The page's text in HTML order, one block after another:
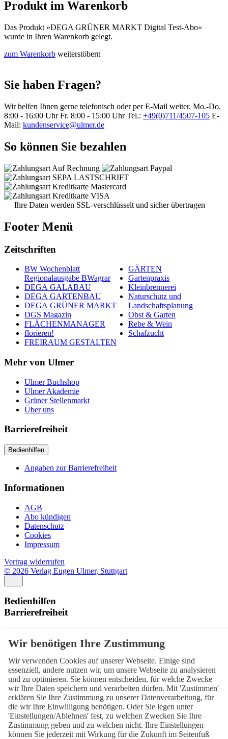
Produkt im Warenkorb
Das Produkt »DEGA GRÜNER MARKT Digital Test-Abo«
wurde in Ihren Warenkorb gelegt.
zum Warenkorb weiterstöbern
Sie haben Fragen?
Wir helfen Ihnen gerne telefonisch oder per E-Mail weiter. Mo.-Do.
8:00 - 16:00 Uhr Fr. 8:00 - 15:00 Uhr Tel.: +49(0)711/4507-105 E-
Mail: kundenservice@ulmer.de
So können Sie bezahlen
Ihre Daten werden SSL-verschlüsselt und sicher übertragen
Footer Menü
Zeitschriften
BW Wochenblatt
Regionalausgabe BWagrar
DEGA GALABAU
DEGA GARTENBAU
DEGA GRÜNER MARKT
DGS Magazin
FLÄCHENMANAGER
florieren!
FREIRAUM GESTALTEN
GÄRTEN
Gartenpraxis
Kleinbrennerei
Naturschutz und
Landschaftsplanung
Obst & Garten
Rebe & Wein
Schafzucht
Mehr von Ulmer
Ulmer Buchshop
Ulmer Akademie
Grüner Stellenmarkt
Über uns
Barrierefreiheit
Bedienhilfen
Angaben zur Barrierefreiheit
Informationen
AGB
Abo kündigen
Datenschutz
Cookies
Impressum
Vertrag widerrufen
© 2026 Verlag Eugen Ulmer, Stuttgart
Bedienhilfen
Barrierefreiheit
Normal
Kontrast
Normal Hoch Normal
Menü sichtbar
Ja Nein Ja
Wir verwenden Cookies auf unserer Webseite. Einige sind
essenziell, andere nutzen wir, um unsere Webseite zu analysieren
und zu optimieren. Sie können entscheiden, für welche Zwecke
wir Ihre Daten speichern und verarbeiten dürfen. Mit 'Zustimmen'
erklären Sie Ihre Zustimmung zu unserer Datenverarbeitung, für
die wir Ihre Einwilligung benötigen. Oder Sie legen unter
'Einstellungen/Ablehnen' fest, zu welchen Zwecken Sie Ihre
Zustimmung geben und zu welchen nicht. Ihre Einstellungen
können Sie jederzeit mit Wirkung für die Zukunft im Seitenfuß